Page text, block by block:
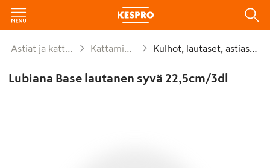
Astiat ja kattaus Kattaminen Kulhot, lautaset, astiastot
Lubiana Base lautanen syvä 22,5cm/3dl